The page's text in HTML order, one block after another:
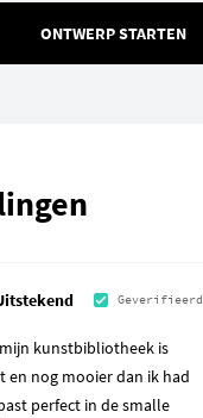
ONTWERP STARTEN
Geverifieerd
kunstbibliotheek is
en nog mooier dan ik had
perfect in de smalle